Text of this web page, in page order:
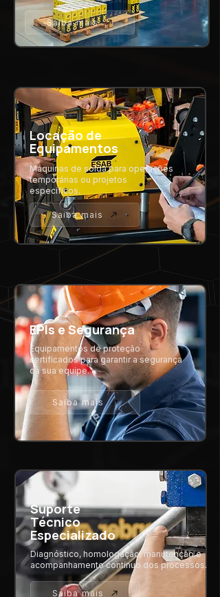
Saiba mais
Locação de
Equipamentos
Máquinas de solda para operações
temporárias ou projetos
específicos.
Saiba mais
EPIs e Segurança
Equipamentos de proteção
certificados para garantir a segurança
da sua equipe.
Saiba mais
Suporte
Técnico
Especializado
Diagnóstico, homologação, manutenção e
acompanhamento contínuo dos processos.
Saiba mais